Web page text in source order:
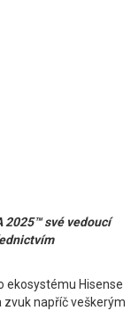
2025™ své vedoucí
ekosystému Hisense
zvuk napříč veškerým